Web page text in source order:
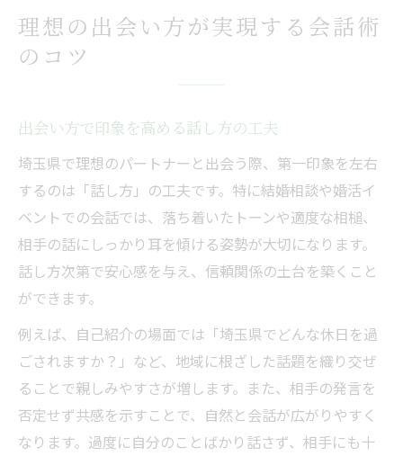
埼玉県なら自然な出会い方も身近に
埼玉県で自然な出会い方を実感する方法
果
自然な出会い方を叶える日常会話の工夫
埼玉県の出会い方で安心感を得るコツ
会話で距離を縮める出会い方の秘訣
会話が弾む出会い方のシチュエーション
距離を縮める出会い方に必要な聞き方
出会い方で大切な話題展開のポイント
出会い方を変える婚活コミュニケーション術
婚活で出会い方を広げる会話テクニック
理想の出会い方が実現する会話術
のコツ
出会い方で印象を高める話し方の工夫
埼玉県で理想のパートナーと出会う際、第一印象を左右
するのは「話し方」の工夫です。特に結婚相談や婚活イ
ベントでの会話では、落ち着いたトーンや適度な相槌、
相手の話にしっかり耳を傾ける姿勢が大切になります。
話し方次第で安心感を与え、信頼関係の土台を築くこと
ができます。
例えば、自己紹介の場面では「埼玉県でどんな休日を過
ごされますか？」など、地域に根ざした話題を織り交ぜ
ることで親しみやすさが増します。また、相手の発言を
否定せず共感を示すことで、自然と会話が広がりやすく
なります。過度に自分のことばかり話さず、相手にも十